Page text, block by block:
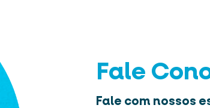
Fale
Fale com nossos